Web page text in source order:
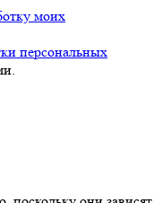
моих
персональных